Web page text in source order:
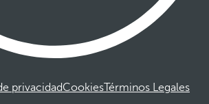
privacidadCookiesTérminos Legales